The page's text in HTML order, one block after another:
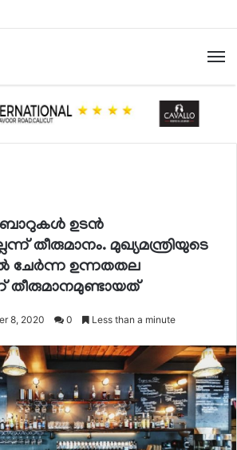
ഉടന്‍
തീരുമാനം. മുഖ്യമന്ത്രിയുടെ
ചേര്‍ന്ന ഉന്നതതല
8, 2020 0 Less than a minute